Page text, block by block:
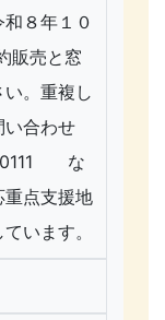
８年１０
売と窓
。重複し
合わせ
0111 な
重点支援地
います。